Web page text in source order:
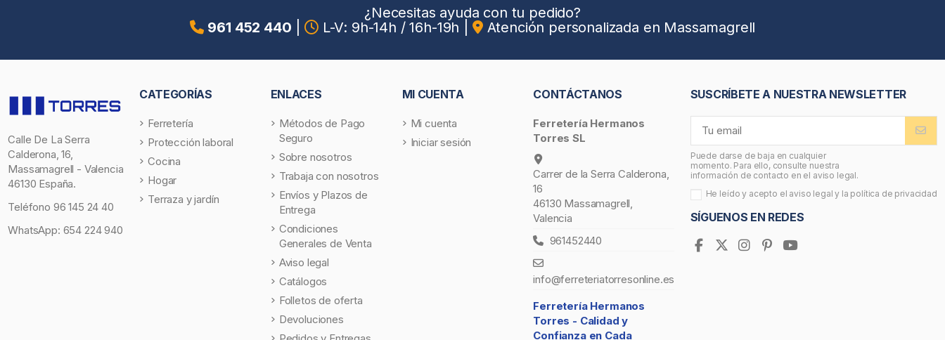
¿Necesitas ayuda con tu pedido?
961 452 440
L-V: 9h-14h / 16h-19h Atención personalizada en Massamagrell
Calle De La Serra
Calderona, 16,
Massamagrell - Valencia
46130 España.
Teléfono 96 145 24 40
WhatsApp: 654 224 940
CATEGORÍAS
Ferretería
Protección laboral
Cocina
Hogar
Terraza y jardín
ENLACES
Métodos de Pago
Seguro
Sobre nosotros
Trabaja con nosotros
Envíos y Plazos de
Entrega
Condiciones
Generales de Venta
Aviso legal
Catálogos
Folletos de oferta
Devoluciones
MI CUENTA
Mi cuenta
Iniciar sesión
CONTÁCTANOS
Ferretería Hermanos
Torres SL
Carrer de la Serra Calderona,
16
46130 Massamagrell,
Valencia
961452440
info@ferreteriatorresonline.es
Ferretería Hermanos
Torres - Calidad y
Confianza en Cada
SUSCRÍBETE A NUESTRA NEWSLETTER
Puede darse de baja en cualquier
momento. Para ello, consulte nuestra
información de contacto en el aviso legal.
He leído y acepto el aviso legal y la política de privacidad
SÍGUENOS EN REDES